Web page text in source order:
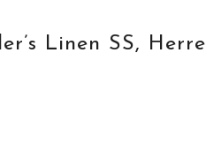
Linen SS, Herre